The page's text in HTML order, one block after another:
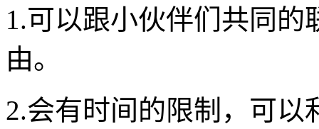
1.可以跟小伙伴们共同
由。
2.会有时间的限制，可以